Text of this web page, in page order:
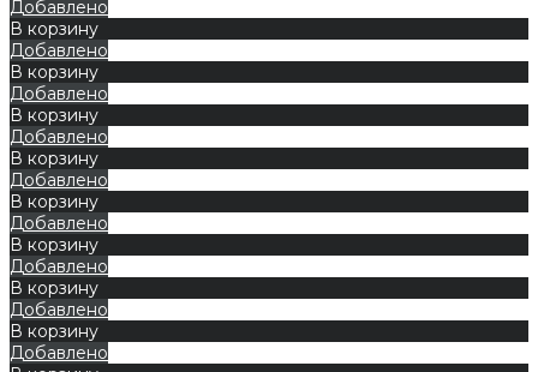
Добавлено
В корзину
Добавлено
В корзину
Добавлено
В корзину
Добавлено
В корзину
Добавлено
В корзину
Добавлено
В корзину
Добавлено
В корзину
Добавлено
В корзину
Добавлено